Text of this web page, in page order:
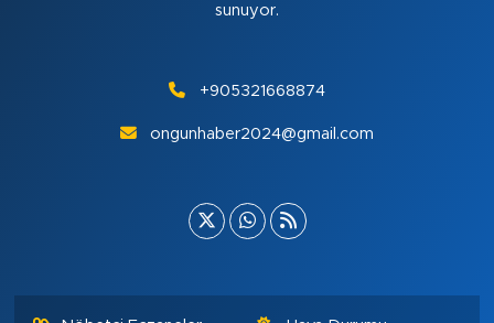
sunuyor.
+905321668874
ongunhaber2024@gmail.com